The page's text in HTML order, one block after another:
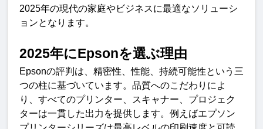
2025年の現代の家庭やビジネスに最適なソリューシ
ョンとなります。
2025年にEpsonを選ぶ理由
Epsonの評判は、精密性、性能、持続可能性という三
つの柱に基づいています。品質へのこだわりによ
り、すべてのプリンター、スキャナー、プロジェク
ターは一貫した出力を提供します。例えばエプソン